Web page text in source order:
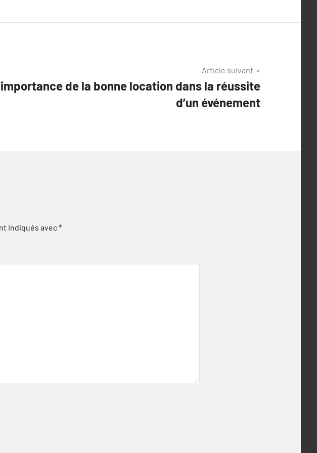
Article suivant
de la bonne location dans la réussite
d’un événement
indiqués avec*